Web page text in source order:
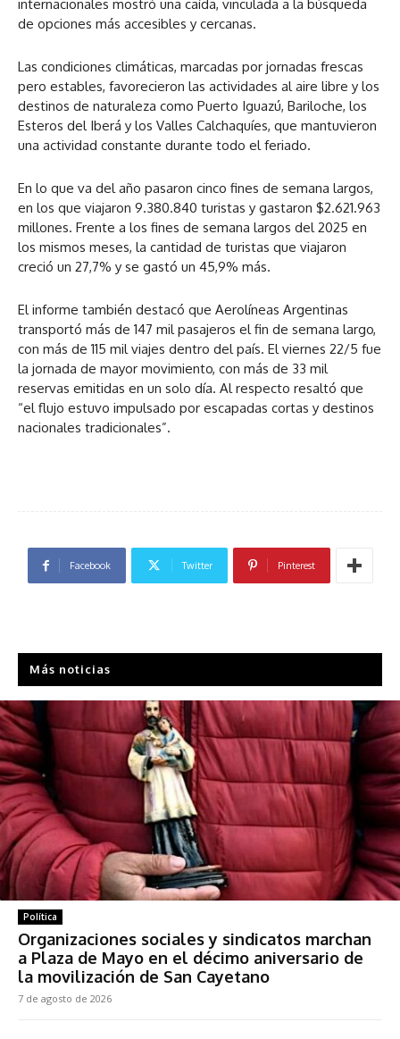
internacionales mostró una caída, vinculada a la búsqueda
de opciones más accesibles y cercanas.
Las condiciones climáticas, marcadas por jornadas frescas
pero estables, favorecieron las actividades al aire libre y los
destinos de naturaleza como Puerto Iguazú, Bariloche, los
Esteros del Iberá y los Valles Calchaquíes, que mantuvieron
una actividad constante durante todo el feriado.
En lo que va del año pasaron cinco fines de semana largos,
en los que viajaron 9.380.840 turistas y gastaron $2.621.963
millones. Frente a los fines de semana largos del 2025 en
los mismos meses, la cantidad de turistas que viajaron
creció un 27,7% y se gastó un 45,9% más.
El informe también destacó que Aerolíneas Argentinas
transportó más de 147 mil pasajeros el fin de semana largo,
con más de 115 mil viajes dentro del país. El viernes 22/5 fue
la jornada de mayor movimiento, con más de 33 mil
reservas emitidas en un solo día. Al respecto resaltó que
“el flujo estuvo impulsado por escapadas cortas y destinos
nacionales tradicionales”.
Facebook Twitter Pinterest
Más noticias
Política
Organizaciones sociales y sindicatos marchan
a Plaza de Mayo en el décimo aniversario de
la movilización de San Cayetano
7 de agosto de 2026